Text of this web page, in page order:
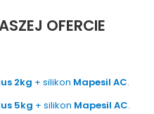
OFERCIE
2kg + silikon Mapesil AC.
5kg + silikon Mapesil AC.